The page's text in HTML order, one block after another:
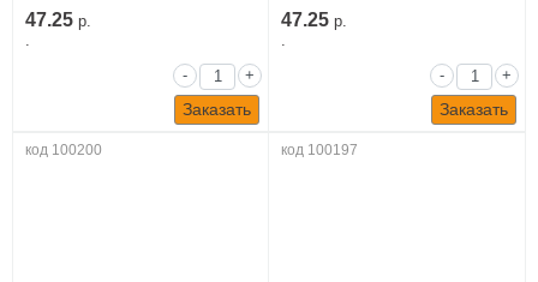
47.25 р.
.
-
+
Заказать
47.25 р.
.
-
+
Заказать
код 100200 код 100197